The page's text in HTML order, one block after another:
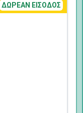
ΔΩΡΕΑΝ ΕΙΣΟΔΟΣ